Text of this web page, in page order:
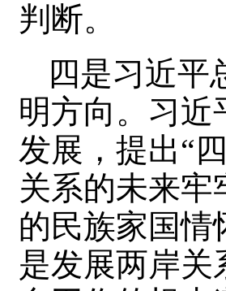
判断。
四是习近平
明方向。习近
发展，提出“
关系的未来牢
的民族家国情
是发展两岸关